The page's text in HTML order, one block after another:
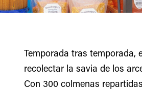
Temporada tras temporada,
recolectar la savia de los
Con 300 colmenas